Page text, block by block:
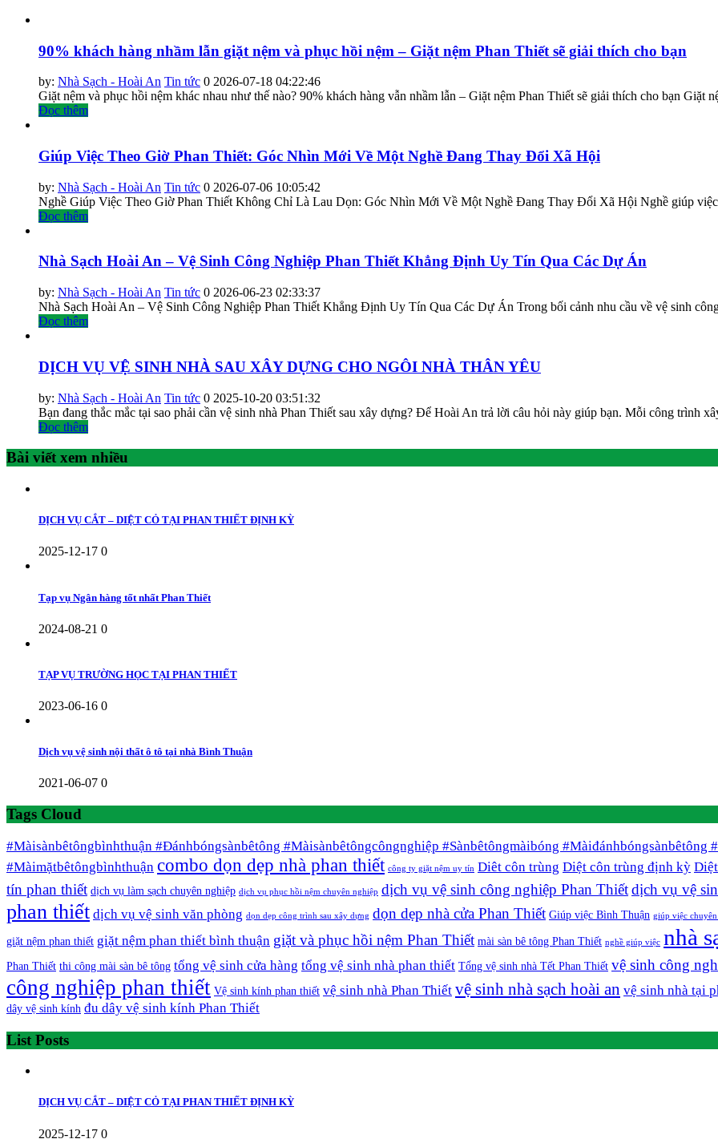
90% khách hàng nhầm lẫn giặt nệm và phục hồi nệm – Giặt nệm Phan Thiết sẽ giải thích cho bạn
by: Nhà Sạch - Hoài An Tin tức 0 2026-07-18 04:22:46
Giặt nệm và phục hồi nệm khác nhau như thế nào? 90% khách hàng vẫn nhầm lẫn – Giặt nệm Phan Thiết sẽ giải thích cho bạn Giặt
Đọc thêm
Giúp Việc Theo Giờ Phan Thiết: Góc Nhìn Mới Về Một Nghề Đang Thay Đổi Xã Hội
by: Nhà Sạch - Hoài An Tin tức 0 2026-07-06 10:05:42
Nghề Giúp Việc Theo Giờ Phan Thiết Không Chỉ Là Lau Dọn: Góc Nhìn Mới Về Một Nghề Đang Thay Đổi Xã Hội Nghề giúp
Đọc thêm
Nhà Sạch Hoài An – Vệ Sinh Công Nghiệp Phan Thiết Khẳng Định Uy Tín Qua Các Dự Án
by: Nhà Sạch - Hoài An Tin tức 0 2026-06-23 02:33:37
Nhà Sạch Hoài An – Vệ Sinh Công Nghiệp Phan Thiết Khẳng Định Uy Tín Qua Các Dự Án Trong bối cảnh nhu cầu về vệ sinh
Đọc thêm
DỊCH VỤ VỆ SINH NHÀ SAU XÂY DỰNG CHO NGÔI NHÀ THÂN YÊU
by: Nhà Sạch - Hoài An Tin tức 0 2025-10-20 03:51:32
Bạn đang thắc mắc tại sao phải cần vệ sinh nhà Phan Thiết sau xây dựng? Để Hoài An trả lời câu hỏi này giúp bạn. Mỗi công trình
Đọc thêm
Bài viết xem nhiều
DỊCH VỤ CẮT – DIỆT CỎ TẠI PHAN THIẾT ĐỊNH KỲ
2025-12-17 0
Tạp vụ Ngân hàng tốt nhất Phan Thiết
2024-08-21 0
TẠP VỤ TRƯỜNG HỌC TẠI PHAN THIẾT
2023-06-16 0
Dịch vụ vệ sinh nội thất ô tô tại nhà Bình Thuận
2021-06-07 0
Tags Cloud
#Màisànbêtôngbìnhthuận #Đánhbóngsànbêtông #Màisànbêtôngcôngnghiệp #Sànbêtôngmàibóng #Màiđánhbóngsànbêtông
#Màimặtbêtôngbìnhthuận combo dọn dẹp nhà phan thiết công ty giặt nệm uy tín Diêt côn trùng Diệt côn trùng định kỳ
tín phan thiết dịch vụ làm sạch chuyên nghiệp dịch vụ phục hồi nệm chuyên nghiệp dịch vụ vệ sinh công nghiệp Phan Thiếtdịch vụ vệ
phan thiết dịch vụ vệ sinh văn phòng dọn dẹp công trình sau xây dựng dọn dẹp nhà cửa Phan Thiết Giúp việc Bình Thuận giúp việc
giặt nệm phan thiết giặt nệm phan thiết bình thuận giặt và phục hồi nệm Phan Thiết mài sàn bê tông Phan Thiết nghề giúp việc nhà
Phan Thiết thi công mài sàn bê tông tổng vệ sinh cửa hàng tổng vệ sinh nhà phan thiết Tổng vệ sinh nhà Tết Phan Thiết vệ sinh công
công nghiệp phan thiết Vệ sinh kính phan thiết vệ sinh nhà Phan Thiết vệ sinh nhà sạch hoài an vệ sinh nhà tại
dây vệ sinh kính đu dây vệ sinh kính Phan Thiết
List Posts
DỊCH VỤ CẮT – DIỆT CỎ TẠI PHAN THIẾT ĐỊNH KỲ
2025-12-17 0